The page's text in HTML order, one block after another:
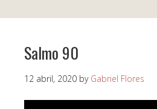
Salmo 90
12 abril, 2020 by Gabriel Flores